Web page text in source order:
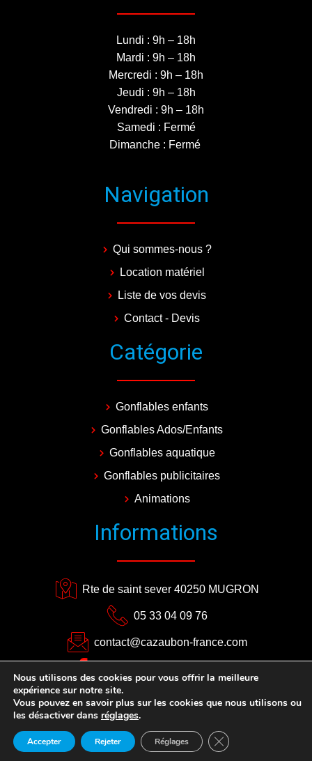
Lundi : 9h – 18h
Mardi : 9h – 18h
Mercredi : 9h – 18h
Jeudi : 9h – 18h
Vendredi : 9h – 18h
Samedi : Fermé
Dimanche : Fermé
Navigation
Qui sommes-nous ?
Location matériel
Liste de vos devis
Contact - Devis
Catégorie
Gonflables enfants
Gonflables Ados/Enfants
Gonflables aquatique
Gonflables publicitaires
Animations
Informations
Rte de saint sever 40250 MUGRON
05 33 04 09 76
contact@cazaubon-france.com
Copyright ©
Plan du site –Mentions légales
Nous utilisons des cookies pour vous offrir la meilleure
expérience sur notre site.
Vous pouvez en savoir plus sur les cookies que nous utilisons ou
les désactiver dans réglages.
Accepter Rejeter Réglages Close GDPR Cookie